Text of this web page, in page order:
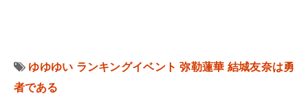
ゆゆゆい ランキングイベント 弥勒蓮華 結城友奈は勇
者である